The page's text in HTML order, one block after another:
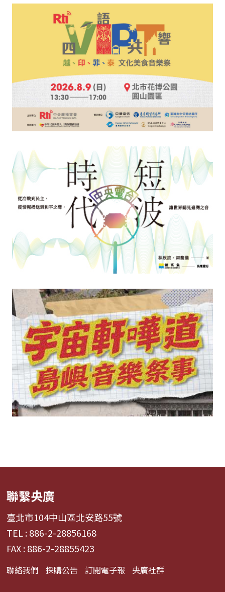
聯繫央廣
臺北市104中山區北安路55號
TEL : 886-2-28856168
FAX : 886-2-28855423
聯絡我們 採購公告 訂閱電子報 央廣社群